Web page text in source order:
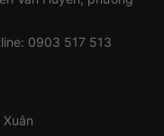
0903 517 513